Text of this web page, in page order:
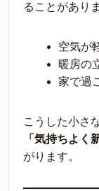
ることがあり
空気が
暖房の
家で過
こうした小さ
「気持ちよく
がります。